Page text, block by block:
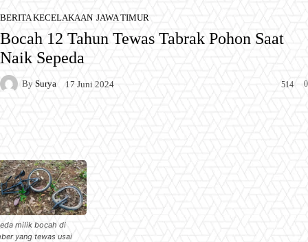
BERITA KECELAKAAN JAWA TIMUR
Bocah 12 Tahun Tewas Tabrak Pohon Saat
Naik Sepeda
By Surya 17 Juni 2024 0
514
milik bocah di
yang tewas usai